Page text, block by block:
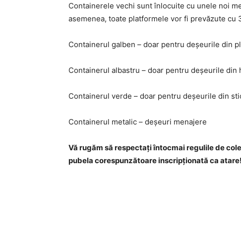
Containerele vechi sunt înlocuite cu unele noi
asemenea, toate platformele vor fi prevăzute
Containerul galben – doar pentru deșeurile din
Containerul albastru – doar pentru deșeurile din
Containerul verde – doar pentru deșeurile din
Containerul metalic – deșeuri menajere
Vă rugăm să respectați întocmai regulile de
pubela corespunzătoare inscripționată ca atare!